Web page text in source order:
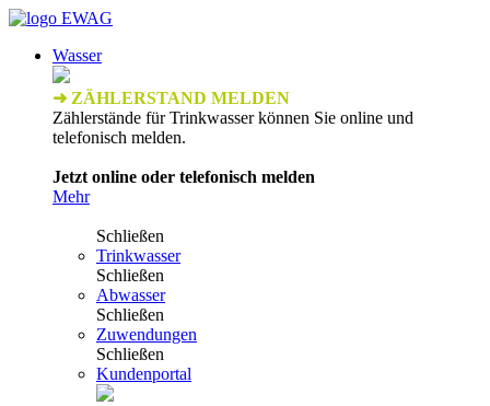
Wasser
➜ ZÄHLERSTAND MELDEN
Zählerstände für Trinkwasser können Sie online und
telefonisch melden.
Jetzt online oder telefonisch melden
Mehr
Schließen
Trinkwasser
Schließen
Abwasser
Schließen
Zuwendungen
Schließen
Kundenportal